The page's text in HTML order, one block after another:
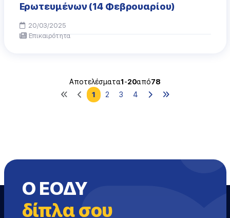
Ερωτευμένων (14 Φεβρουαρίου)
20/03/2025
Επικαιρότητα
Αποτελέσματα1-20από78
1
2 3 4
Ο ΕΟΔΥ
δίπλα σου